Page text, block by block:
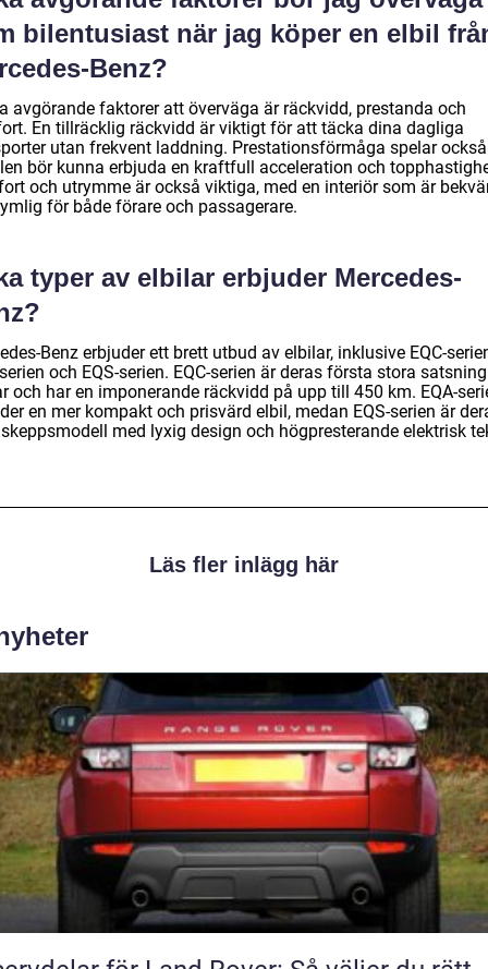
bilentusiast när jag köper en elbil
Benz?
avgörande faktorer att överväga är räckvidd, prestanda och
En tillräcklig räckvidd är viktigt för att täcka dina dagliga
utan frekvent laddning. Prestationsförmåga spelar
bör kunna erbjuda en kraftfull acceleration och
och utrymme är också viktiga, med en interiör som är
för både förare och passagerare.
typer av elbilar erbjuder Mercedes-
Benz erbjuder ett brett utbud av elbilar, inklusive EQC-
och EQS-serien. EQC-serien är deras första stora
och har en imponerande räckvidd på upp till 450 km. EQA-
en mer kompakt och prisvärd elbil, medan EQS-serien är
med lyxig design och högpresterande elektrisk
Läs fler inlägg här